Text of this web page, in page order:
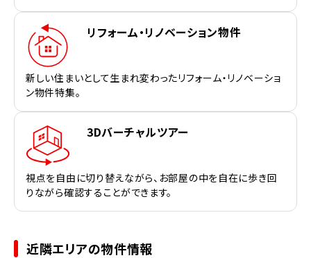
リフォーム・リノベーション物件
新しい住まいとして生まれ変わったリフォーム・リノベーショ
ン物件特集。
3Dバーチャルツアー
視点を自由に切り替えながら、お部屋の中を自在に歩き回
りながら確認することができます。
近隣エリアの物件情報